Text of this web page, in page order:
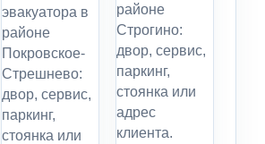
эвакуатора в
районе
Покровское-
Стрешнево:
двор, сервис,
паркинг,
стоянка или
районе
Строгино:
двор, сервис,
паркинг,
стоянка или
адрес
клиента.